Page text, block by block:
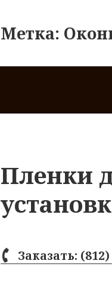
Метка:
Пленки
Заказать: (812)